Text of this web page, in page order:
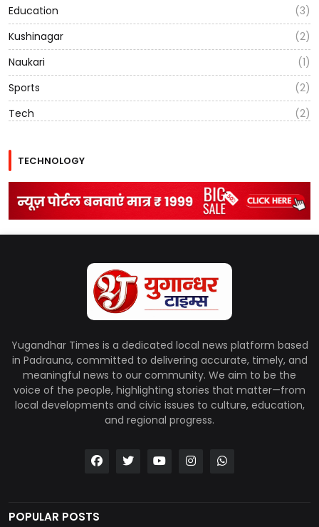
Education
(3)
Kushinagar
(2)
Naukari
(1)
Sports
(2)
Tech
(2)
TECHNOLOGY
Yugandhar Times is a dedicated local news platform based
in Padrauna, committed to delivering accurate, timely, and
meaningful news to our community. We aim to be the
voice of the people, highlighting stories that matter—from
local developments and civic issues to culture, education,
and regional progress.
POPULAR POSTS